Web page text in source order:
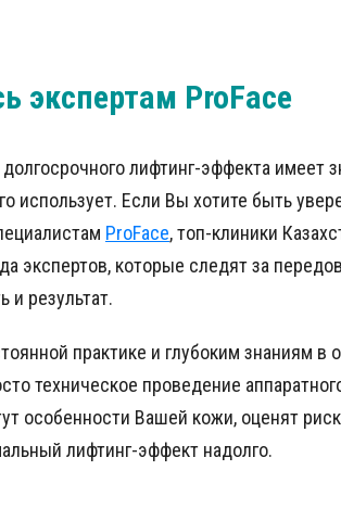
экспертам ProFace
лифтинг-эффекта имеет
использует. Если Вы хотите быть
ProFace, топ-клиники
экспертов, которые следят за
и результат.
практике и глубоким знаниям в
техническое проведение
особенности Вашей кожи, оценят
лифтинг-эффект надолго.